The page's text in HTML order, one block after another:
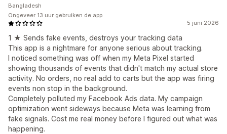
5 juni 2026
1 ★ Sends fake events, destroys your tracking data
This app is a nightmare for anyone serious about tracking.
I noticed something was off when my Meta Pixel started
showing thousands of events that didn't match my actual store
activity. No orders, no real add to carts but the app was firing
events non stop in the background.
Completely polluted my Facebook Ads data. My campaign
optimization went sideways because Meta was learning from
fake signals. Cost me real money before I figured out what was
happening.
Bangladesh
Ongeveer 13 uur gebruiken de app